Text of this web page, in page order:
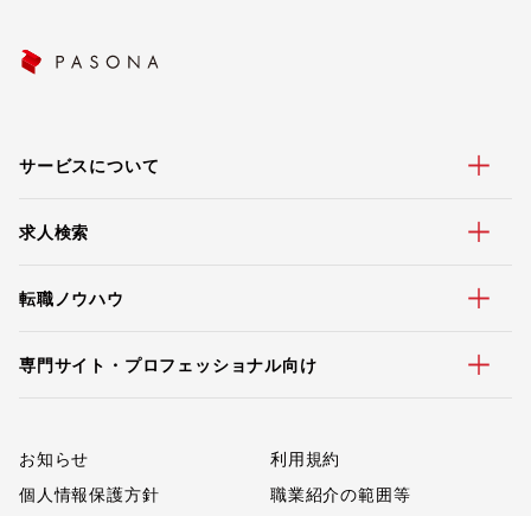
サービスについて
求人検索
転職ノウハウ
専門サイト・プロフェッショナル向け
お知らせ
利用規約
個人情報保護方針
職業紹介の範囲等